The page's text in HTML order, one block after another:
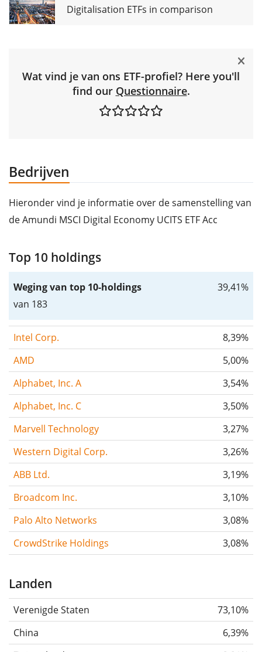
Digitalisation ETFs in comparison
Wat vind je van ons ETF-profiel? Here you'll
find our Questionnaire.
Bedrijven
Hieronder vind je informatie over de samenstelling van
de Amundi MSCI Digital Economy UCITS ETF Acc
Top 10 holdings
Weging van top 10-holdings
van 183
39,41%
Intel Corp.
8,39%
AMD
5,00%
Alphabet, Inc. A
3,54%
Alphabet, Inc. C
3,50%
Marvell Technology
3,27%
Western Digital Corp.
3,26%
ABB Ltd.
3,19%
Broadcom Inc.
3,10%
Palo Alto Networks
3,08%
CrowdStrike Holdings
3,08%
Landen
Verenigde Staten
73,10%
China
6,39%